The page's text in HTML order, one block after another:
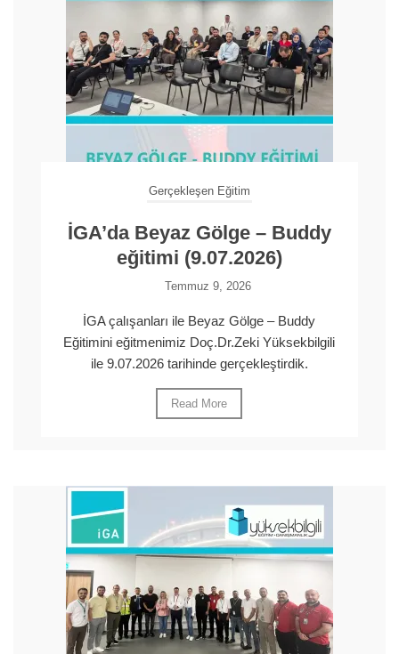
Gerçekleşen Eğitim
İGA’da Beyaz Gölge – Buddy
eğitimi (9.07.2026)
Temmuz 9, 2026
İGA çalışanları ile Beyaz Gölge – Buddy
Eğitimini eğitmenimiz Doç.Dr.Zeki Yüksekbilgili
ile 9.07.2026 tarihinde gerçekleştirdik.
Read More